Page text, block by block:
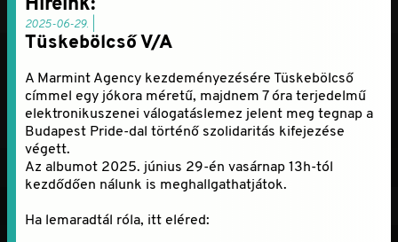
Tüskebölcső V/A
2025-06-29. |
A Marmint Agency kezdeményezésére Tüskebölcső
címmel egy jókora méretű, majdnem 7 óra terjedelmű
elektronikuszenei válogatáslemez jelent meg tegnap a
Budapest Pride-dal történő szolidaritás kifejezése
végett.
Az albumot 2025. június 29-én vasárnap 13h-tól
kezdődően nálunk is meghallgathatjátok.
Ha lemaradtál róla, itt eléred: